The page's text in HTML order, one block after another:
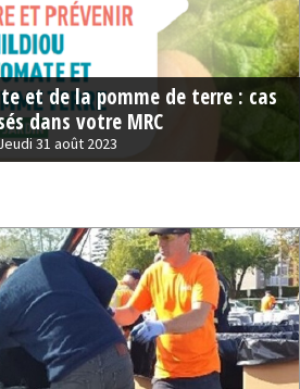
et de la pomme de terre : cas
dans votre MRC
31 août 2023